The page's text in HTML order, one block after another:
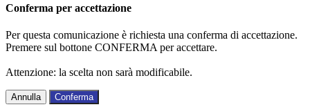
Conferma per accettazione
Per questa comunicazione è richiesta una conferma di accettazione.
Premere sul bottone CONFERMA per accettare.
Attenzione: la scelta non sarà modificabile.
Annulla Conferma